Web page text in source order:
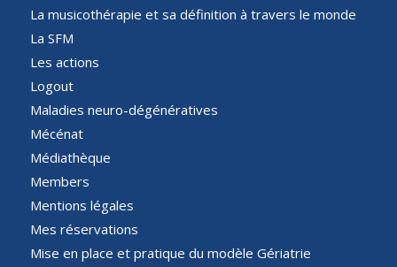
La musicothérapie et sa définition à travers le monde
La SFM
Les actions
Logout
Maladies neuro-dégénératives
Mécénat
Médiathèque
Members
Mentions légales
Mes réservations
Mise en place et pratique du modèle Gériatrie